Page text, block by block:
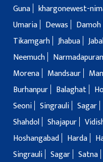
Guna khargonewest-
Umaria
Dewas Damoh
Tikamgarh Jhabua
Neemuch
Morena
Mandsaur
Burhanpur
Balaghat
Seoni Singrauli Sagar
Shahdol Shajapur
Hoshangabad
Harda
Singrauli Sagar Satna